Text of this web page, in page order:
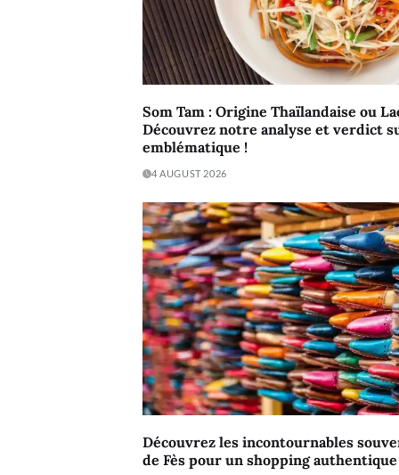
Som Tam : Origine Thaïlandaise ou
Découvrez notre analyse et verdict
emblématique !
4 AUGUST 2026
Découvrez les incontournables
de Fès pour un shopping